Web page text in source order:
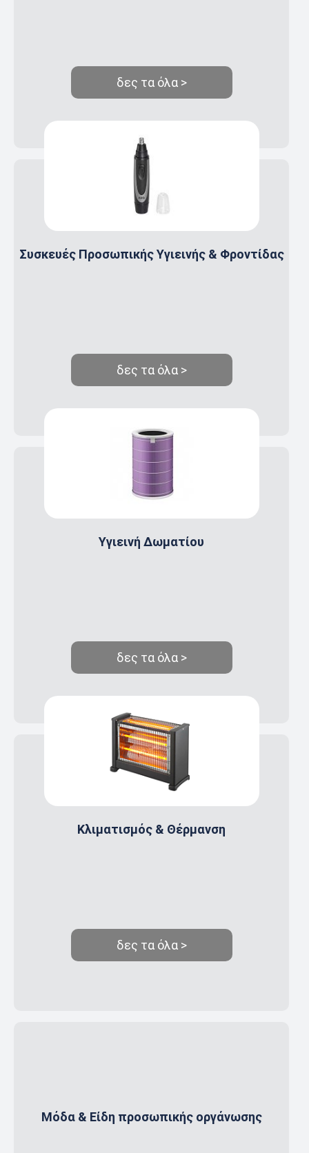
δες τα όλα >
Συσκευές Προσωπικής Υγιεινής & Φροντίδας
δες τα όλα >
Υγιεινή Δωματίου
δες τα όλα >
Κλιματισμός & Θέρμανση
δες τα όλα >
Μόδα & Είδη προσωπικής οργάνωσης